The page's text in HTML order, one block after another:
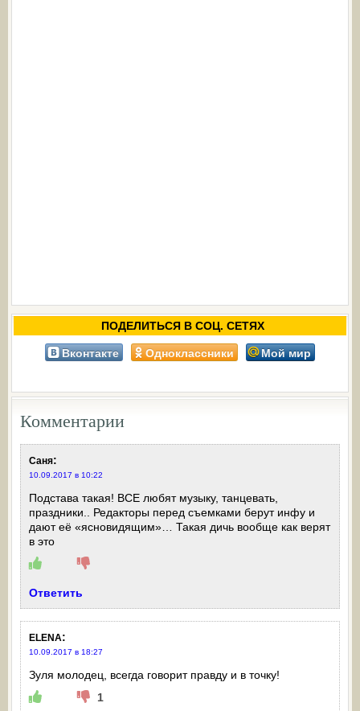
ПОДЕЛИТЬСЯ В СОЦ. СЕТЯХ
Вконтакте Одноклассники Мой мир
Комментарии
Саня:
10.09.2017 в 10:22
Подстава такая! ВСЕ любят музыку, танцевать,
праздники.. Редакторы перед съемками берут инфу и
дают её «ясновидящим»… Такая дичь вообще как верят
в это
Ответить
ELENA:
10.09.2017 в 18:27
Зуля молодец, всегда говорит правду и в точку!
1